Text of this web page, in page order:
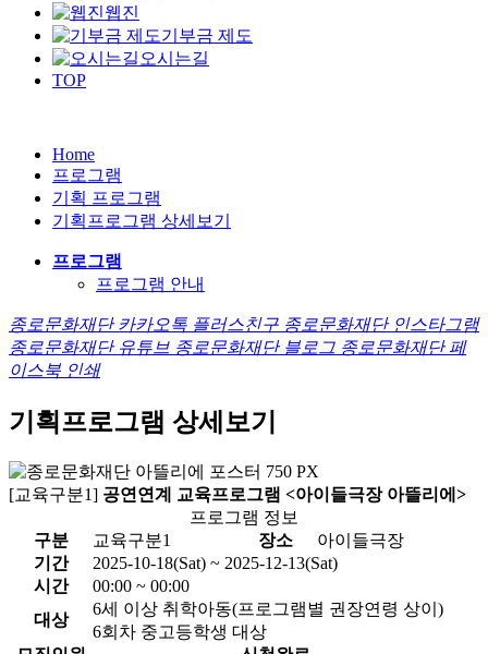
웹진
기부금 제도
오시는길
TOP
Home
프로그램
기획 프로그램
기획프로그램 상세보기
프로그램
프로그램 안내
종로문화재단 카카오톡 플러스친구 종로문화재단 인스타그램
종로문화재단 유튜브 종로문화재단 블로그 종로문화재단 페
이스북 인쇄
기획프로그램 상세보기
[교육구분1] 공연연계 교육프로그램 <아이들극장 아뜰리에>
프로그램 정보
구분
교육구분1 장소
아이들극장
기간
2025-10-18(Sat) ~ 2025-12-13(Sat)
시간
00:00 ~ 00:00
대상
6세 이상 취학아동(프로그램별 권장연령 상이)
6회차 중고등학생 대상